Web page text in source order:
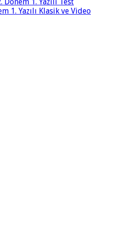
1. Yazılı Klasik ve Video